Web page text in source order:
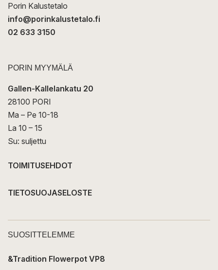
Porin Kalustetalo
info@porinkalustetalo.fi
02 633 3150
PORIN MYYMÄLÄ
Gallen-Kallelankatu 20
28100 PORI
Ma – Pe 10-18
La 10 – 15
Su: suljettu
TOIMITUSEHDOT
TIETOSUOJASELOSTE
SUOSITTELEMME
&Tradition Flowerpot VP8